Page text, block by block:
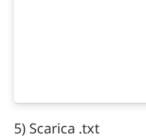
5) Scarica .txt